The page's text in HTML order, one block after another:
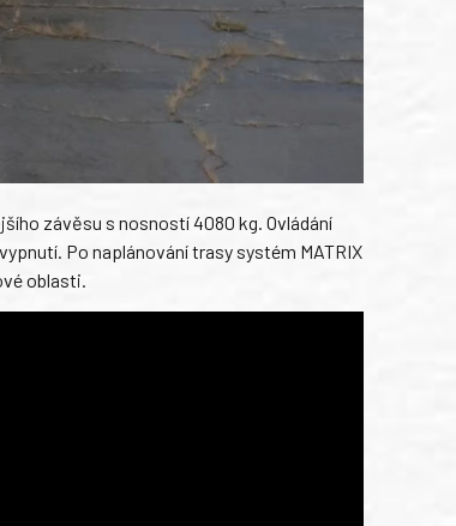
závěsu s nosností 4080 kg. Ovládání
Po naplánování trasy systém MATRIX
oblasti.